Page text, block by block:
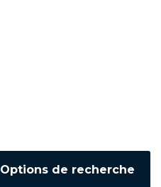
Options de recherche